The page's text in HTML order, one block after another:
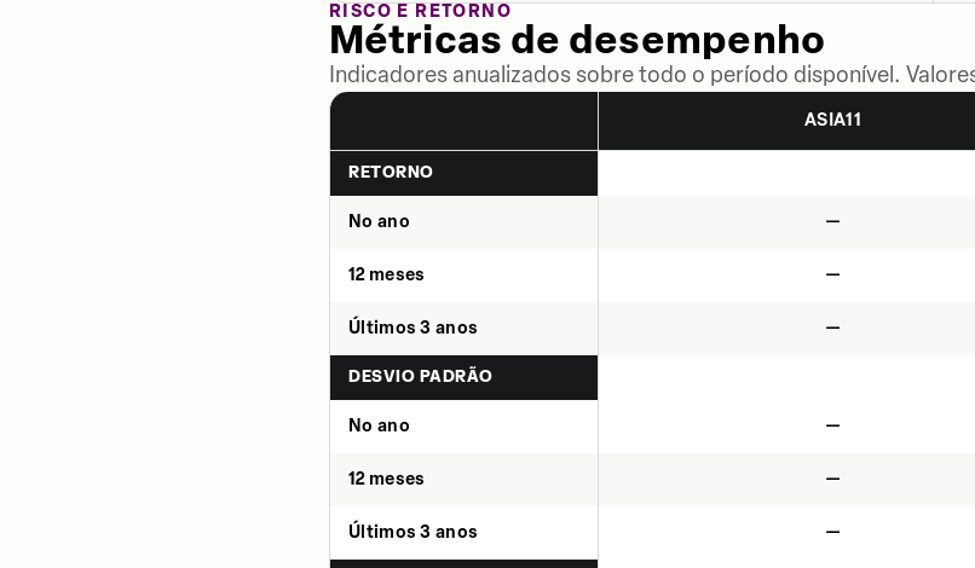
RISCO E RETORNO
Métricas de desempenho
Indicadores anualizados sobre todo o período disponível.
ASIA11
RETORNO
No ano —
12 meses —
Últimos 3 anos —
DESVIO PADRÃO
No ano —
12 meses —
Últimos 3 anos —